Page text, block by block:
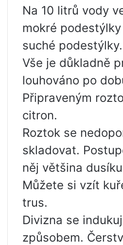
Na 10 litrů vody
mokré podestýlky
suché podestýlky.
Vše je důkladně
louhováno po
Připraveným
citron.
Roztok se
skladovat.
něj většina
Můžete si vzít
trus.
Divizna se
způsobem.